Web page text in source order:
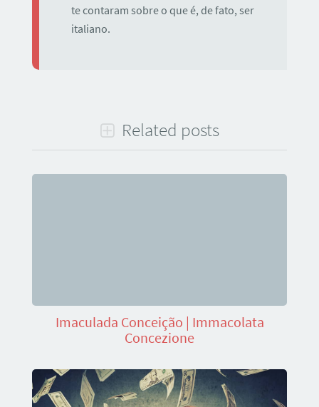
te contaram sobre o que é, de fato, ser
italiano.
Related posts
Imaculada Conceição | Immacolata
Concezione